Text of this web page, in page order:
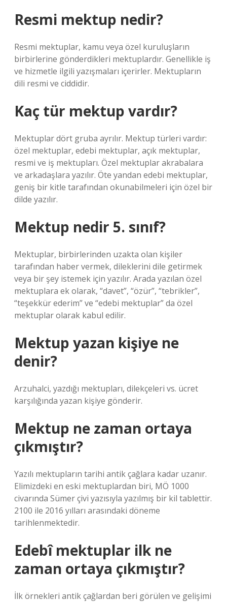
Resmi mektup nedir?
Resmi mektuplar, kamu veya özel kuruluşların
birbirlerine gönderdikleri mektuplardır. Genellikle iş
ve hizmetle ilgili yazışmaları içerirler. Mektupların
dili resmi ve ciddidir.
Kaç tür mektup vardır?
Mektuplar dört gruba ayrılır. Mektup türleri vardır:
özel mektuplar, edebi mektuplar, açık mektuplar,
resmi ve iş mektupları. Özel mektuplar akrabalara
ve arkadaşlara yazılır. Öte yandan edebi mektuplar,
geniş bir kitle tarafından okunabilmeleri için özel bir
dilde yazılır.
Mektup nedir 5. sınıf?
Mektuplar, birbirlerinden uzakta olan kişiler
tarafından haber vermek, dileklerini dile getirmek
veya bir şey istemek için yazılır. Arada yazılan özel
mektuplara ek olarak, “davet”, “özür”, “tebrikler”,
“teşekkür ederim” ve “edebi mektuplar” da özel
mektuplar olarak kabul edilir.
Mektup yazan kişiye ne
denir?
Arzuhalci, yazdığı mektupları, dilekçeleri vs. ücret
karşılığında yazan kişiye gönderir.
Mektup ne zaman ortaya
çıkmıştır?
Yazılı mektupların tarihi antik çağlara kadar uzanır.
Elimizdeki en eski mektuplardan biri, MÖ 1000
civarında Sümer çivi yazısıyla yazılmış bir kil tablettir.
2100 ile 2016 yılları arasındaki döneme
tarihlenmektedir.
Edebî mektuplar ilk ne
zaman ortaya çıkmıştır?
İlk örnekleri antik çağlardan beri görülen ve gelişimi